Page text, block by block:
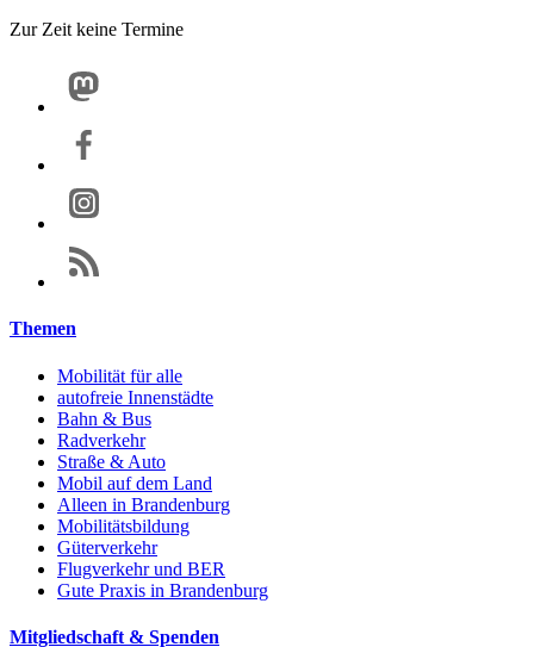
Zur Zeit keine Termine
Themen
Mobilität für alle
autofreie Innenstädte
Bahn & Bus
Radverkehr
Straße & Auto
Mobil auf dem Land
Alleen in Brandenburg
Mobilitätsbildung
Güterverkehr
Flugverkehr und BER
Gute Praxis in Brandenburg
Mitgliedschaft & Spenden